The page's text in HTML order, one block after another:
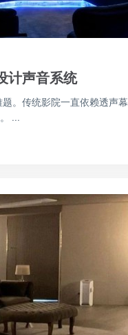
计声音系统
。传统影院一直依赖透声幕
...